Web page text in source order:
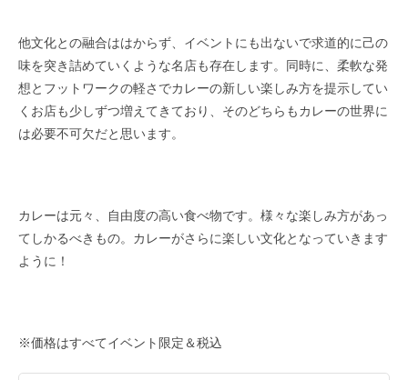
他文化との融合ははからず、イベントにも出ないで求道的に己の
味を突き詰めていくような名店も存在します。同時に、柔軟な発
想とフットワークの軽さでカレーの新しい楽しみ方を提示してい
くお店も少しずつ増えてきており、そのどちらもカレーの世界に
は必要不可欠だと思います。
カレーは元々、自由度の高い食べ物です。様々な楽しみ方があっ
てしかるべきもの。カレーがさらに楽しい文化となっていきます
ように！
※価格はすべてイベント限定＆税込